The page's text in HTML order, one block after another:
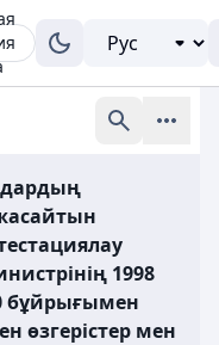
1998
бұйрығымен
өзгерістер мен